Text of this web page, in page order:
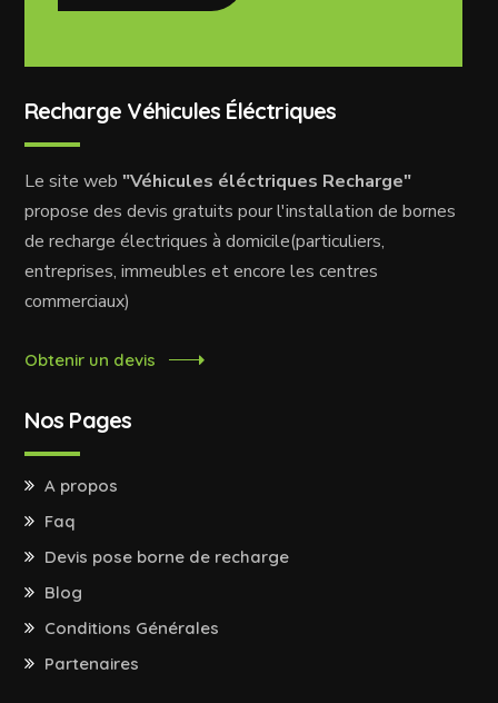
Recharge Véhicules Éléctriques
Le site web "Véhicules éléctriques Recharge"
propose des devis gratuits pour l'installation de bornes
de recharge électriques à domicile(particuliers,
entreprises, immeubles et encore les centres
commerciaux)
Obtenir un devis
Nos Pages
A propos
Faq
Devis pose borne de recharge
Blog
Conditions Générales
Partenaires